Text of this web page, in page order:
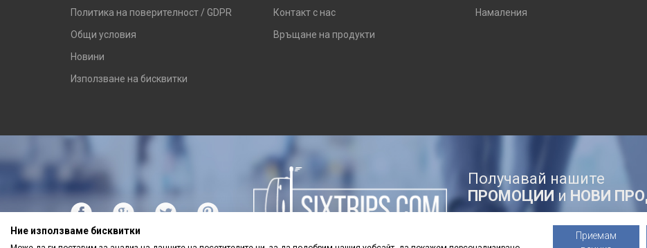
тъмнозелен (1)
сив-розов (1)
сив (6)
Политика на поверителност / GDPR
Общи условия
Новини
Използване на бисквитки
Контакт с нас
Връщане на продукти
Намаления
Получавай нашите
ПРОМОЦИИ и НОВИ
Ние използваме бисквитки
Приемам